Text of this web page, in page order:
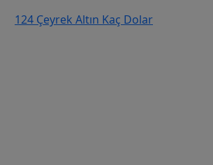
124 Çeyrek Altın Kaç Dolar